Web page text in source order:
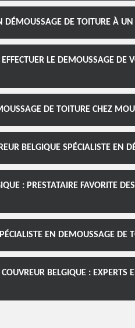
DÉMOUSSAGE DE TOITURE À UN
LE DEMOUSSAGE DE
DE TOITURE CHEZ
BELGIQUE SPÉCIALISTE EN
: PRESTATAIRE FAVORITE
EN DEMOUSSAGE DE
BELGIQUE : EXPERTS